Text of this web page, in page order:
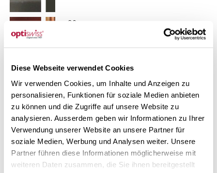
Diese Webseite verwendet Cookies
Wir verwenden Cookies, um Inhalte und Anzeigen zu
personalisieren, Funktionen für soziale Medien anbieten
zu können und die Zugriffe auf unsere Website zu
analysieren. Ausserdem geben wir Informationen zu Ihrer
Verwendung unserer Website an unsere Partner für
soziale Medien, Werbung und Analysen weiter. Unsere
Partner führen diese Informationen möglicherweise mit
weiteren Daten zusammen, die Sie ihnen bereitgestellt
C2
Découvrez notre collection de montures Comfort bio-
acétate.
Autres montures